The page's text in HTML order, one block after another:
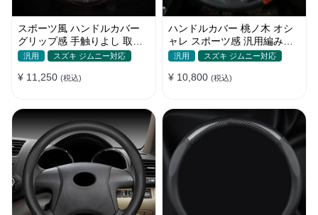
スポーツ風 ハンドルカバー
グリップ感 手触りよし 取り
付け簡単 パンチング加工 35-
汎用 スズキ ジムニー対応
¥ 11,250 (税込)
ハンドルカバー 桃ノ木 オシ
ャレ スポーツ感 汎用編み込
み式 優れた耐摩耗性 38CM
汎用 スズキ ジムニー対応
¥ 10,800 (税込)